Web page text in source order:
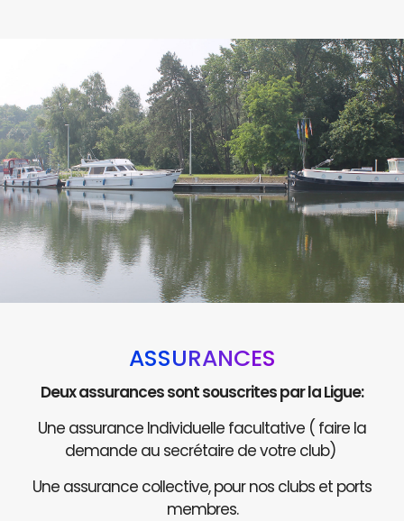
ASSURANCES
Deux assurances sont souscrites par la Ligue:
Une assurance Individuelle facultative ( faire la
demande au secrétaire de votre club)
Une assurance collective, pour nos clubs et ports
membres.